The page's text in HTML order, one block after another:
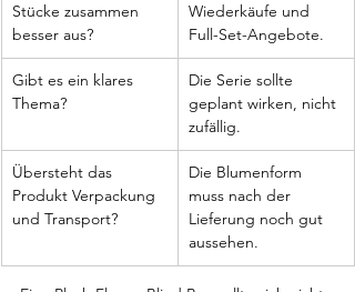
Stücke zusammen
besser aus?
Wiederkäufe und
Full-Set-Angebote.
Gibt es ein klares
Thema?
Die Serie sollte
geplant wirken, nicht
zufällig.
Übersteht das
Produkt Verpackung
und Transport?
Die Blumenform
muss nach der
Lieferung noch gut
aussehen.